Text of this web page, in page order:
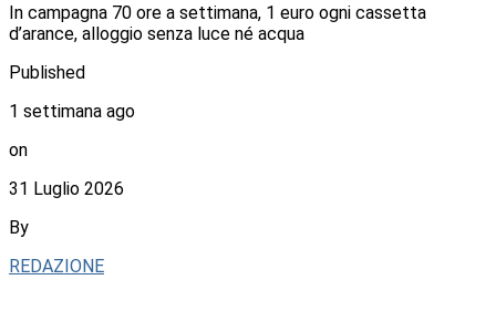
In campagna 70 ore a settimana, 1 euro ogni cassetta
d’arance, alloggio senza luce né acqua
Published
1 settimana ago
on
31 Luglio 2026
By
REDAZIONE